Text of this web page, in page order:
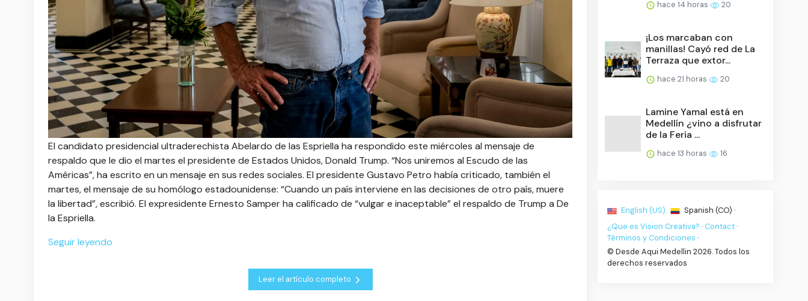
El candidato presidencial ultraderechista Abelardo de las Espriella ha respondido este miércoles al mensaje de
respaldo que le dio el martes el presidente de Estados Unidos, Donald Trump. “Nos uniremos al Escudo de las
Américas”, ha escrito en un mensaje en sus redes sociales. El presidente Gustavo Petro había criticado, también el
martes, el mensaje de su homólogo estadounidense: “Cuando un país interviene en las decisiones de otro país, muere
la libertad”, escribió. El expresidente Ernesto Samper ha calificado de “vulgar e inaceptable” el respaldo de Trump a De
la Espriella.
Seguir leyendo
Leer el artículo completo
hace 14 horas 20
¡Los marcaban con
manillas! Cayó red de La
Terraza que extor...
hace 21 horas 20
Lamine Yamal está en
Medellín ¿vino a disfrutar
de la Feria ...
hace 13 horas 16
English (US) ·
Spanish (CO) ·
¿Que es Vision Creativa? · Contact ·
Términos y Condiciones ·
© Desde Aqui Medellin 2026. Todos los
derechos reservados